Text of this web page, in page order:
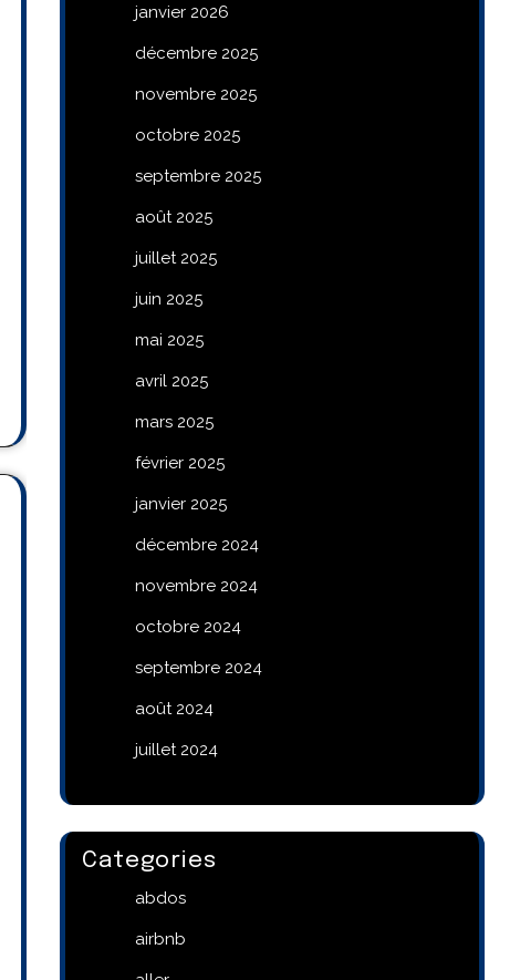
janvier 2026
décembre 2025
novembre 2025
octobre 2025
septembre 2025
août 2025
juillet 2025
juin 2025
mai 2025
avril 2025
mars 2025
février 2025
janvier 2025
décembre 2024
novembre 2024
octobre 2024
septembre 2024
août 2024
juillet 2024
Categories
abdos
airbnb